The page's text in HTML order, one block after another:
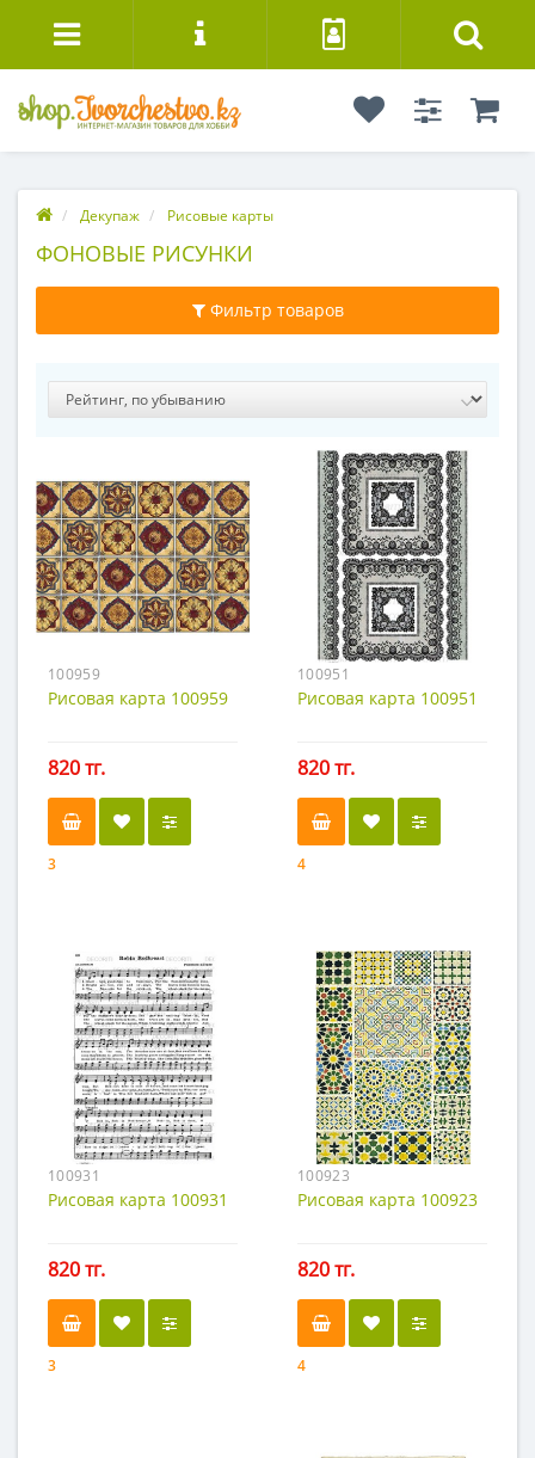
Декупаж Рисовые карты
ФОНОВЫЕ РИСУНКИ
Фильтр товаров
100959
Рисовая карта 100959
820 тг.
3
100951
Рисовая карта 100951
820 тг.
4
100931
Рисовая карта 100931
820 тг.
3
100923
Рисовая карта 100923
820 тг.
4